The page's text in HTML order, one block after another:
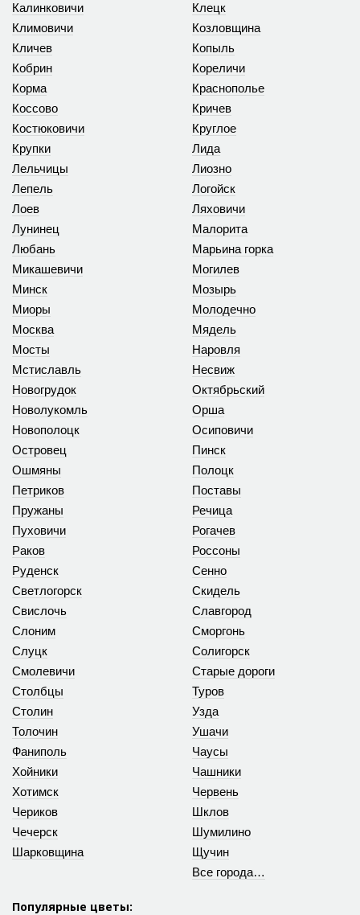
Калинковичи
Клецк
Климовичи
Кличев
Кобрин
Козловщина
Копыль
Кореличи
Корма
Коссово
Костюковичи
Краснополье
Кричев
Круглое
Крупки
Лельчицы
Лепель
Лида
Лиозно
Логойск
Лоев
Лунинец
Любань
Ляховичи
Малорита
Марьина горка
Микашевичи
Минск
Миоры
Могилев
Мозырь
Молодечно
Москва
Мосты
Мстиславль
Мядель
Наровля
Несвиж
Новогрудок
Новолукомль
Новополоцк
Октябрьский
Орша
Осиповичи
Островец
Ошмяны
Петриков
Пинск
Полоцк
Поставы
Пружаны
Пуховичи
Раков
Речица
Рогачев
Россоны
Руденск
Светлогорск
Свислочь
Сенно
Скидель
Славгород
Слоним
Слуцк
Смолевичи
Сморгонь
Солигорск
Старые дороги
Столбцы
Столин
Толочин
Туров
Узда
Ушачи
Фаниполь
Хойники
Хотимск
Чаусы
Чашники
Червень
Чериков
Чечерск
Шарковщина
Шклов
Шумилино
Щучин
Все города…
Популярные цветы: